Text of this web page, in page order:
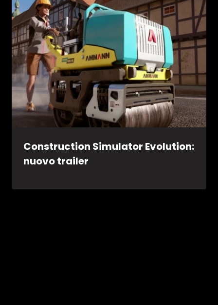
Construction Simulator Evolution:
nuovo trailer